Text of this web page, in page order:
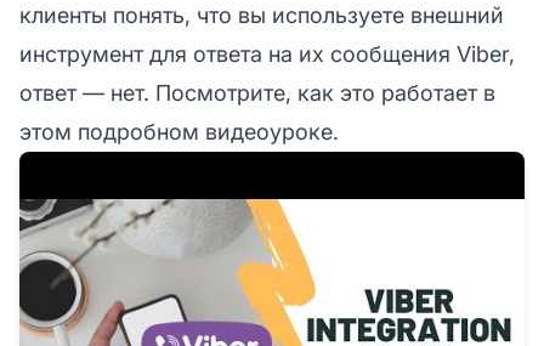
клиенты понять, что вы используете внешний
инструмент для ответа на их сообщения Viber,
ответ — нет. Посмотрите, как это работает в
этом подробном видеоуроке.